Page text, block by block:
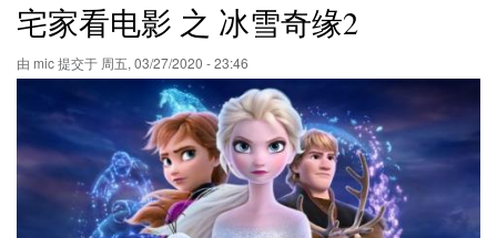
屑
宅家看电影 之 冰雪奇缘2
由 mic提交于 周五, 03/27/2020 - 23:46